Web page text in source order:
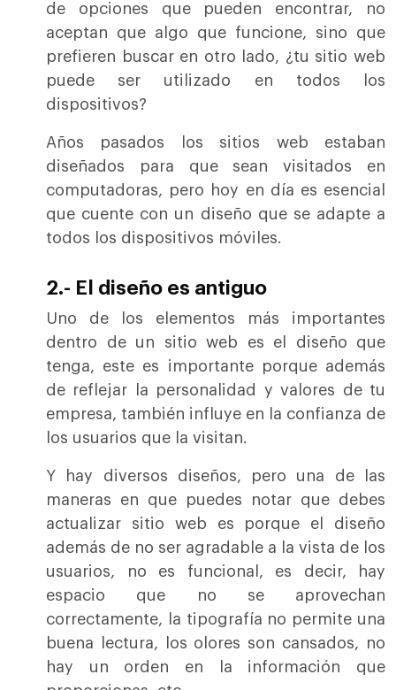
de opciones que pueden encontrar, no
aceptan que algo que funcione, sino que
prefieren buscar en otro lado, ¿tu sitio web
puede ser utilizado en todos los
dispositivos?
Años pasados los sitios web estaban
diseñados para que sean visitados en
computadoras, pero hoy en día es esencial
que cuente con un diseño que se adapte a
todos los dispositivos móviles.
2.- El diseño es antiguo
Uno de los elementos más importantes
dentro de un sitio web es el diseño que
tenga, este es importante porque además
de reflejar la personalidad y valores de tu
empresa, también influye en la confianza de
los usuarios que la visitan.
Y hay diversos diseños, pero una de las
maneras en que puedes notar que debes
actualizar sitio web es porque el diseño
además de no ser agradable a la vista de los
usuarios, no es funcional, es decir, hay
espacio que no se aprovechan
correctamente, la tipografía no permite una
buena lectura, los olores son cansados, no
hay un orden en la información que